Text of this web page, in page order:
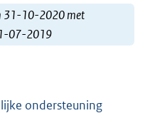
31-10-2020 met
07-2019
ondersteuning